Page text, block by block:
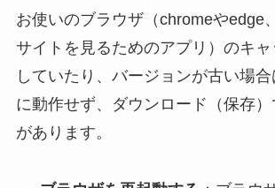
お使いのブラウザ（chromeやedge
サイトを見るためのアプリ）のキ
していたり、バージョンが古い場
に動作せず、ダウンロード（保存）
があります。